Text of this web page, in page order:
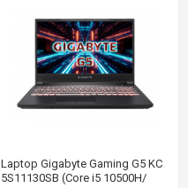
Laptop Gigabyte Gaming G5 KC
5S11130SB (Core i5 10500H/